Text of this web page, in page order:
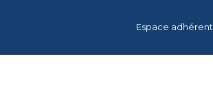
Espace adhérent